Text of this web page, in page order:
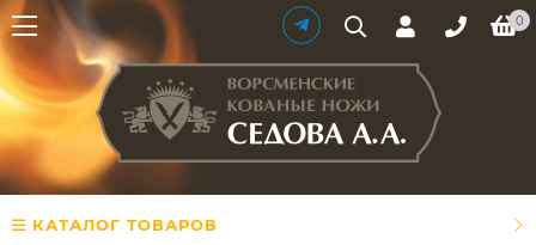
0
КАТАЛОГ ТОВАРОВ